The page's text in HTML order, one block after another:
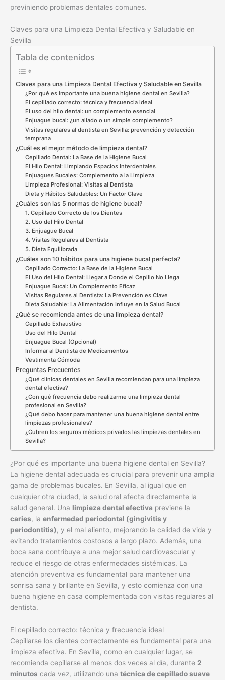
previniendo problemas dentales comunes.
Claves para una Limpieza Dental Efectiva y Saludable en
Sevilla
Tabla de contenidos
Claves para una Limpieza Dental Efectiva y Saludable en Sevilla
¿Por qué es importante una buena higiene dental en Sevilla?
El cepillado correcto: técnica y frecuencia ideal
El uso del hilo dental: un complemento esencial
Enjuague bucal: ¿un aliado o un simple complemento?
Visitas regulares al dentista en Sevilla: prevención y detección
temprana
¿Cuál es el mejor método de limpieza dental?
Cepillado Dental: La Base de la Higiene Bucal
El Hilo Dental: Limpiando Espacios Interdentales
Enjuagues Bucales: Complemento a la Limpieza
Limpieza Profesional: Visitas al Dentista
Dieta y Hábitos Saludables: Un Factor Clave
¿Cuáles son las 5 normas de higiene bucal?
1. Cepillado Correcto de los Dientes
2. Uso del Hilo Dental
3. Enjuague Bucal
4. Visitas Regulares al Dentista
5. Dieta Equilibrada
¿Cuáles son 10 hábitos para una higiene bucal perfecta?
Cepillado Correcto: La Base de la Higiene Bucal
El Uso del Hilo Dental: Llegar a Donde el Cepillo No Llega
Enjuague Bucal: Un Complemento Eficaz
Visitas Regulares al Dentista: La Prevención es Clave
Dieta Saludable: La Alimentación Influye en la Salud Bucal
¿Qué se recomienda antes de una limpieza dental?
Cepillado Exhaustivo
Uso del Hilo Dental
Enjuague Bucal (Opcional)
Informar al Dentista de Medicamentos
Vestimenta Cómoda
Preguntas Frecuentes
¿Qué clínicas dentales en Sevilla recomiendan para una limpieza
dental efectiva?
¿Con qué frecuencia debo realizarme una limpieza dental
profesional en Sevilla?
¿Qué debo hacer para mantener una buena higiene dental entre
limpiezas profesionales?
¿Cubren los seguros médicos privados las limpiezas dentales en
Sevilla?
¿Por qué es importante una buena higiene dental en Sevilla?
La higiene dental adecuada es crucial para prevenir una amplia
gama de problemas bucales. En Sevilla, al igual que en
cualquier otra ciudad, la salud oral afecta directamente la
salud general. Una limpieza dental efectiva previene la
caries, la enfermedad periodontal (gingivitis y
periodontitis), y el mal aliento, mejorando la calidad de vida y
evitando tratamientos costosos a largo plazo. Además, una
boca sana contribuye a una mejor salud cardiovascular y
reduce el riesgo de otras enfermedades sistémicas. La
atención preventiva es fundamental para mantener una
sonrisa sana y brillante en Sevilla, y esto comienza con una
buena higiene en casa complementada con visitas regulares al
dentista.
El cepillado correcto: técnica y frecuencia ideal
Cepillarse los dientes correctamente es fundamental para una
limpieza efectiva. En Sevilla, como en cualquier lugar, se
recomienda cepillarse al menos dos veces al día, durante 2
minutos cada vez, utilizando una técnica de cepillado suave